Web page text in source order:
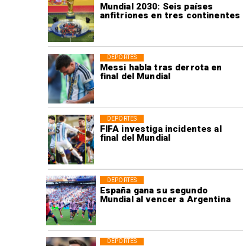
Mundial 2030: Seis países
anfitriones en tres continentes
Messi habla tras derrota en
final del Mundial
DEPORTES
FIFA investiga incidentes al
final del Mundial
DEPORTES
España gana su segundo
Mundial al vencer a Argentina
DEPORTES
DEPORTES